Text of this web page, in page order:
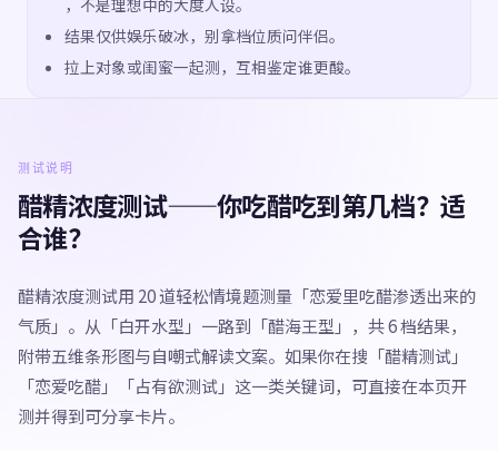
，不是理想中的大度人设。
结果仅供娱乐破冰，别拿档位质问伴侣。
拉上对象或闺蜜一起测，互相鉴定谁更酸。
测试说明
醋精浓度测试——你吃醋吃到第几档？适
合谁？
醋精浓度测试用 20 道轻松情境题测量「恋爱里吃醋渗透出来的
气质」。从「白开水型」一路到「醋海王型」，共 6 档结果，
附带五维条形图与自嘲式解读文案。如果你在搜「醋精测试」
「恋爱吃醋」「占有欲测试」这一类关键词，可直接在本页开
测并得到可分享卡片。